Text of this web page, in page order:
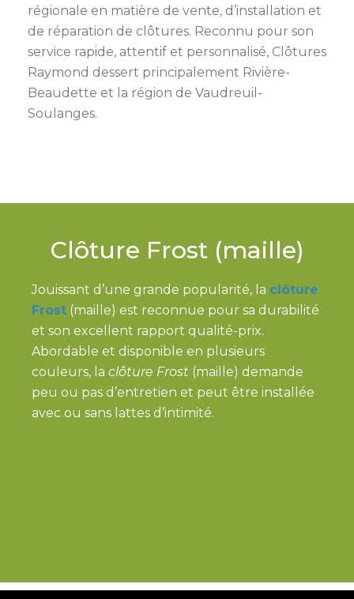
régionale en matière de vente, d’installation et
de réparation de clôtures. Reconnu pour son
service rapide, attentif et personnalisé, Clôtures
Raymond dessert principalement Rivière-
Beaudette et la région de Vaudreuil-
Soulanges.
Clôture Frost (maille)
Jouissant d’une grande popularité, la clôture
Frost (maille) est reconnue pour sa durabilité
et son excellent rapport qualité-prix.
Abordable et disponible en plusieurs
couleurs, la clôture Frost (maille) demande
peu ou pas d’entretien et peut être installée
avec ou sans lattes d’intimité.